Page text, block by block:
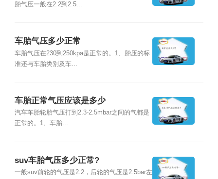
胎气压一般在2.2到2.5...
车胎气压多少正常
车胎气压在230到250kpa是正常的。1、胎压的标
准还与车胎类别及车...
车胎正常气压应该是多少
汽车车胎轮胎气压打到2.3-2.5mbar之间的气都是
正常的。1、车胎...
suv车胎气压多少正常?
一般suv前轮的气压是2.2，后轮的气压是2.5bar左